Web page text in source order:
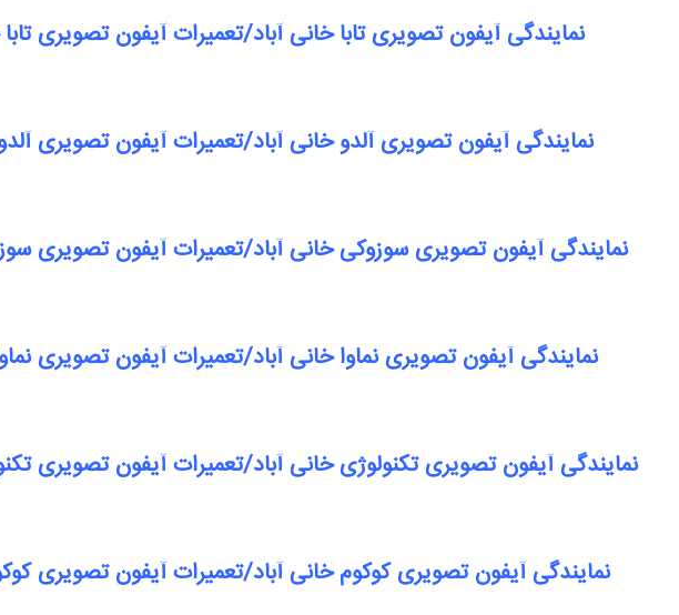
نمایندگی آیفون تصویری تابا خانی آباد/تعمیرات آیفون تصویری تابا
نمایندگی آیفون تصویری آلدو خانی آباد/تعمیرات آیفون تصویری
نمایندگی آیفون تصویری سوزوکی خانی آباد/تعمیرات آیفون تصویری
نمایندگی آیفون تصویری نماوا خانی آباد/تعمیرات آیفون تصویری
نمایندگی آیفون تصویری تکنولوژی خانی آباد/تعمیرات آیفون تصویری
نمایندگی آیفون تصویری کوکوم خانی آباد/تعمیرات آیفون تصویری